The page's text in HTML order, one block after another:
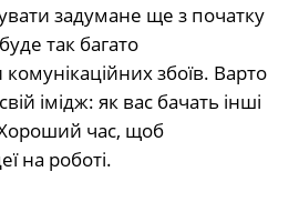
задумане ще з початку
так багато
збоїв. Варто
імідж: як вас бачать інші
час, щоб
на роботі.